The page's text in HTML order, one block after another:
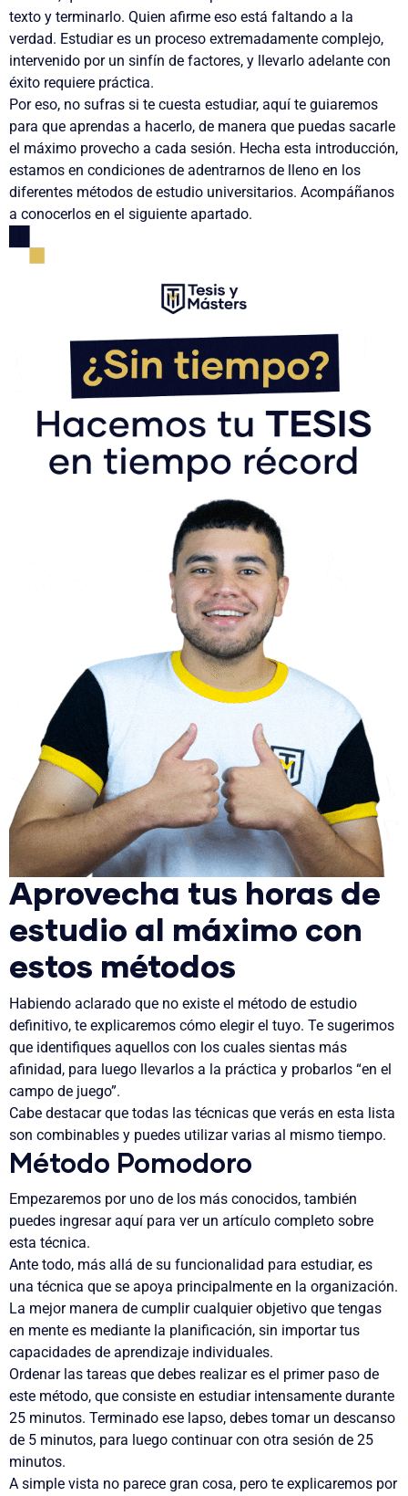
texto y terminarlo. Quien afirme eso está faltando a la
verdad. Estudiar es un proceso extremadamente complejo,
intervenido por un sinfín de factores, y llevarlo adelante con
éxito requiere práctica.
Por eso, no sufras si te cuesta estudiar, aquí te guiaremos
para que aprendas a hacerlo, de manera que puedas sacarle
el máximo provecho a cada sesión. Hecha esta introducción,
estamos en condiciones de adentrarnos de lleno en los
diferentes métodos de estudio universitarios. Acompáñanos
a conocerlos en el siguiente apartado.
Aprovecha tus horas de
estudio al máximo con
estos métodos
Habiendo aclarado que no existe el método de estudio
definitivo, te explicaremos cómo elegir el tuyo. Te sugerimos
que identifiques aquellos con los cuales sientas más
afinidad, para luego llevarlos a la práctica y probarlos “en el
campo de juego”.
Cabe destacar que todas las técnicas que verás en esta lista
son combinables y puedes utilizar varias al mismo tiempo.
Método Pomodoro
Empezaremos por uno de los más conocidos, también
puedes ingresar aquí para ver un artículo completo sobre
esta técnica.
Ante todo, más allá de su funcionalidad para estudiar, es
una técnica que se apoya principalmente en la organización.
La mejor manera de cumplir cualquier objetivo que tengas
en mente es mediante la planificación, sin importar tus
capacidades de aprendizaje individuales.
Ordenar las tareas que debes realizar es el primer paso de
este método, que consiste en estudiar intensamente durante
25 minutos. Terminado ese lapso, debes tomar un descanso
de 5 minutos, para luego continuar con otra sesión de 25
minutos.
A simple vista no parece gran cosa, pero te explicaremos por